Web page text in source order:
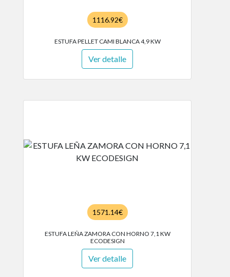
1116.92€
ESTUFA PELLET CAMI BLANCA 4,9 KW
Ver detalle
1571.14€
ESTUFA LEÑA ZAMORA CON HORNO 7,1 KW
ECODESIGN
Ver detalle